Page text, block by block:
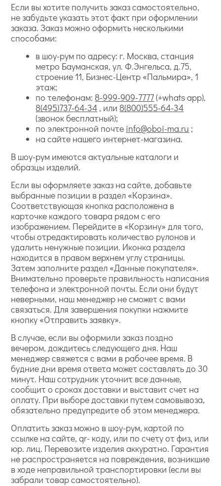
Если вы хотите получить заказ самостоятельно,
не забудьте указать этот факт при оформлении
заказа. Заказ можно оформить несколькими
способами:
в шоу-рум по адресу: г. Москва, станция
метро Бауманская, ул. Ф.Энгельса, д.75,
строение 11, Бизнес-Центр «Пальмира», 1
этаж;
по телефонам: 8-999-909-7777(+whats app),
8(495)737-64-34 , или 8(800)555-64-34
(звонок бесплатный);
по электронной почте info@oboi-ma.ru ;
на сайте нашего интернет-магазина.
В шоу-рум имеются актуальные каталоги и
образцы изделий.
Если вы оформляете заказ на сайте, добавьте
выбранные позиции в раздел «Корзина».
Соответствующая кнопка расположена в
карточке каждого товара рядом с его
изображением. Перейдите в «Корзину» для того,
чтобы отредактировать количество рулонов и
удалить ненужные позиции. Иконка раздела
находится в правом верхнем углу страницы.
Затем заполните раздел «Данные покупателя».
Внимательно проверьте правильность написания
телефона и электронной почты. Если они будут
неверными, наш менеджер не сможет с вами
связаться. Для завершения покупки нажмите
кнопку «Отправить заявку».
В случае, если вы оформили заказ поздно
вечером, дождитесь следующего дня. Наш
менеджер свяжется с вами в рабочее время. В
будние дни время ответа может составлять до 30
минут. Наш сотрудник уточнит все данные,
сообщит о сроках доставки и выставит счет на
оплату. При выборе доставки путем самовывоза,
обязательно предупредите об этом менеджера.
Оплатить заказ можно в шоу-рум, картой по
ссылке на сайте, qr- коду, или по счету от физ, или
юр. лиц. Перевозите изделия аккуратно. Гарантия
не распространяется на повреждения, возникшие
в ходе неправильной транспортировки (если вы
забрали товар самостоятельно).